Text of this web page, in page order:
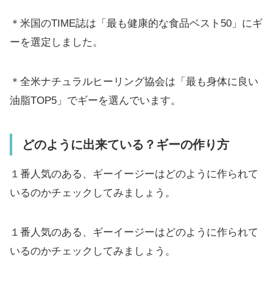
＊米国のTIME誌は「最も健康的な食品ベスト50」にギ
ーを選定しました。
＊全米ナチュラルヒーリング協会は「最も身体に良い
油脂TOP5」でギーを選んでいます。
どのように出来ている？ギーの作り方
１番人気のある、ギーイージーはどのように作られて
いるのかチェックしてみましょう。
１番人気のある、ギーイージーはどのように作られて
いるのかチェックしてみましょう。